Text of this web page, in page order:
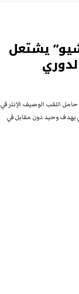
يشتعل
اللقب الوصيف الإنتر في
بهدف وحيد دون مقابل في